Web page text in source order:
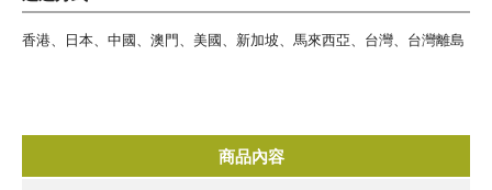
香港、日本、中國、澳門、美國、新加坡、馬來西亞、台灣、台灣離島
商品內容